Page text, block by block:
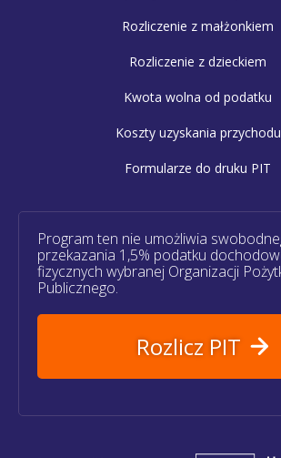
Rozliczenie z małżonkiem
Rozliczenie z dzieckiem
Kwota wolna od podatku
Koszty uzyskania przychodu
Formularze do druku PIT
Program ten nie umożliwia
przekazania 1,5% podatku
fizycznych wybranej Organizacji
Publicznego.
Rozlicz PIT